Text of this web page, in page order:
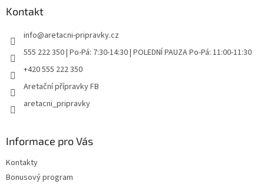
Kontakt
info@aretacni-pripravky.cz
555 222 350 | Po-Pá: 7:30-14:30 | POLEDNÍ PAUZA Po-Pá: 11:00-11:30
+420 555 222 350
Aretační přípravky FB
aretacni_pripravky
Informace pro Vás
Kontakty
Bonusový program